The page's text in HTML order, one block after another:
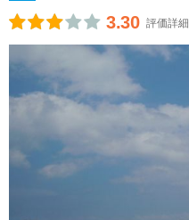
3.30 評価詳細